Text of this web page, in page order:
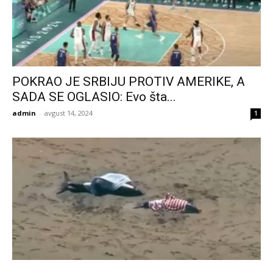
POKRAO JE SRBIJU PROTIV AMERIKE, A
SADA SE OGLASIO: Evo šta...
admin - avgust 14, 2024 1